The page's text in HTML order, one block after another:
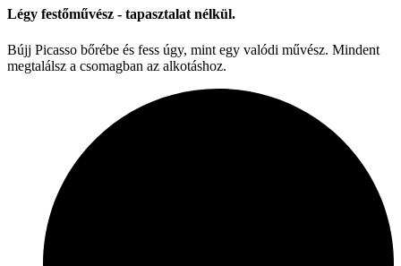
Légy festőművész - tapasztalat nélkül.
Bújj Picasso bőrébe és fess úgy, mint egy valódi művész. Mindent
megtalálsz a csomagban az alkotáshoz.